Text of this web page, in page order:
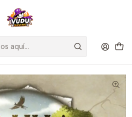
Envío GRATIS a Regiones sobre
Editorial Maldito Games
- Español